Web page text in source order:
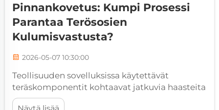
Pinnankovetus: Kumpi Prosessi
Parantaa Terösosien
Kulumisvastusta?
2026-05-07 10:30:00
Teollisuuden sovelluksissa käytettävät
teräskomponentit kohtaavat jatkuvia haasteita
kitkan, kulutuksen ja kosketuspaineen